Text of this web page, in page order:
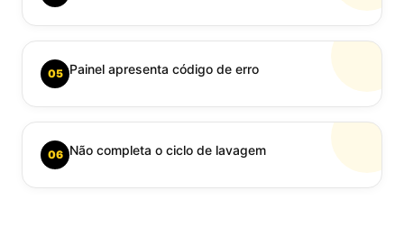
05 Painel apresenta código de erro
06 Não completa o ciclo de lavagem